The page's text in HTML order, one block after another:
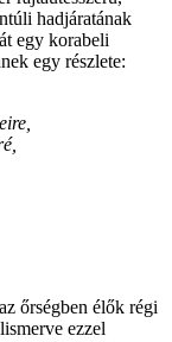
hadjáratának
egy korabeli
egy részlete:
őrségben élők régi
ezzel